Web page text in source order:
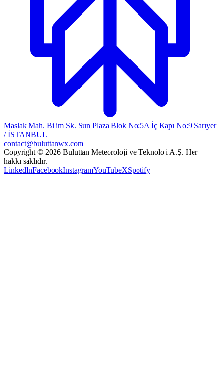
Maslak Mah. Bilim Sk. Sun Plaza Blok No:5A İç Kapı No:9 Sarıyer
/ İSTANBUL
contact@buluttanwx.com
Copyright © 2026 Buluttan Meteoroloji ve Teknoloji A.Ş. Her
hakkı saklıdır.
LinkedInFacebookInstagramYouTubeXSpotify